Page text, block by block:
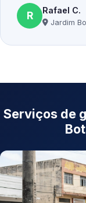
R Rafael C.
Jardim
Serviços de